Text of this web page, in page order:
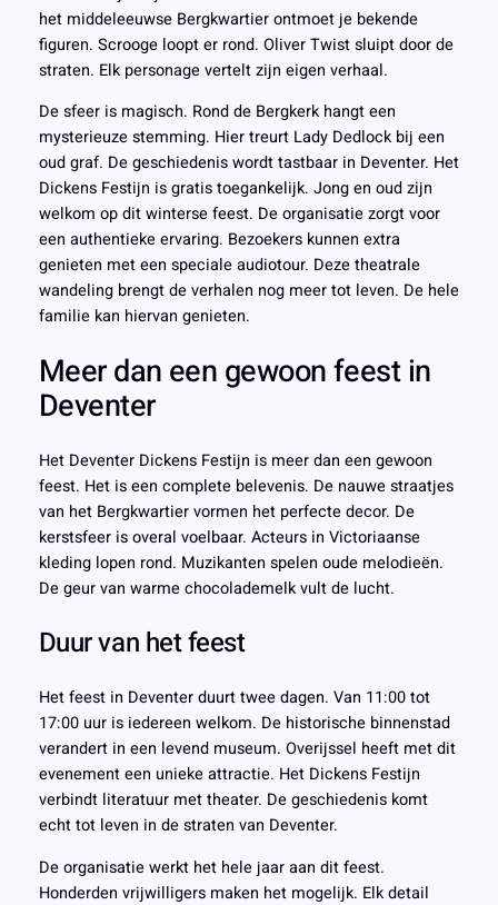
het middeleeuwse Bergkwartier ontmoet je bekende
figuren. Scrooge loopt er rond. Oliver Twist sluipt door de
straten. Elk personage vertelt zijn eigen verhaal.
De sfeer is magisch. Rond de Bergkerk hangt een
mysterieuze stemming. Hier treurt Lady Dedlock bij een
oud graf. De geschiedenis wordt tastbaar in Deventer. Het
Dickens Festijn is gratis toegankelijk. Jong en oud zijn
welkom op dit winterse feest. De organisatie zorgt voor
een authentieke ervaring. Bezoekers kunnen extra
genieten met een speciale audiotour. Deze theatrale
wandeling brengt de verhalen nog meer tot leven. De hele
familie kan hiervan genieten.
Meer dan een gewoon feest in
Deventer
Het Deventer Dickens Festijn is meer dan een gewoon
feest. Het is een complete belevenis. De nauwe straatjes
van het Bergkwartier vormen het perfecte decor. De
kerstsfeer is overal voelbaar. Acteurs in Victoriaanse
kleding lopen rond. Muzikanten spelen oude melodieën.
De geur van warme chocolademelk vult de lucht.
Duur van het feest
Het feest in Deventer duurt twee dagen. Van 11:00 tot
17:00 uur is iedereen welkom. De historische binnenstad
verandert in een levend museum. Overijssel heeft met dit
evenement een unieke attractie. Het Dickens Festijn
verbindt literatuur met theater. De geschiedenis komt
echt tot leven in de straten van Deventer.
De organisatie werkt het hele jaar aan dit feest.
Honderden vrijwilligers maken het mogelijk. Elk detail